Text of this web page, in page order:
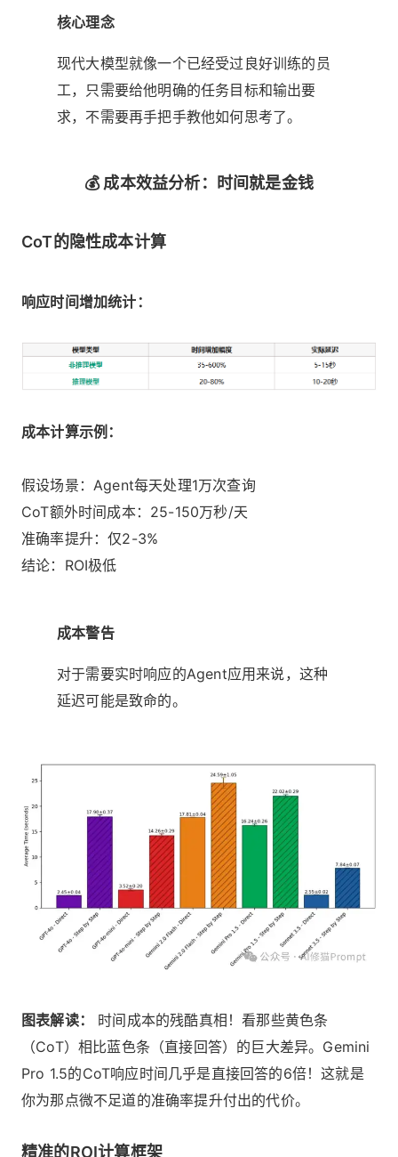
核心理念
现代大模型就像一个已经受过良好训练的员
工，只需要给他明确的任务目标和输出要
求，不需要再手把手教他如何思考了。
💰 成本效益分析：时间就是金钱
CoT的隐性成本计算
响应时间增加统计：
成本计算示例：
假设场景：Agent每天处理1万次查询
CoT额外时间成本：25-150万秒/天
准确率提升：仅2-3%
结论：ROI极低
成本警告
对于需要实时响应的Agent应用来说，这种
延迟可能是致命的。
图表解读：
时间成本的残酷真相！看那些黄色条
（CoT）相比蓝色条（直接回答）的巨大差异。Gemini
Pro 1.5的CoT响应时间几乎是直接回答的6倍！这就是
你为那点微不足道的准确率提升付出的代价。
精准的ROI计算框架